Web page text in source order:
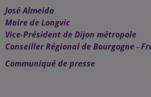
José Almeida
Maire de Longvic
Vice-Président de Dijon métropole
Conseiller Régional de Bourgogne -
Communiqué de presse